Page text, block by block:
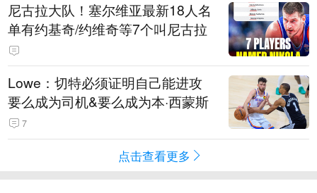
尼古拉大队！塞尔维亚最新18人名
单有约基奇/约维奇等7个叫尼古拉
Lowe：切特必须证明自己能进攻
要么成为司机&要么成为本·西蒙斯
7
点击查看更多